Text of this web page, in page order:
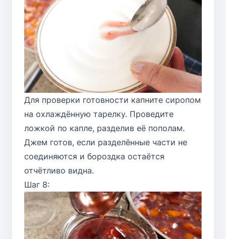
Для проверки готовности капните сиропом
на охлаждённую тарелку. Проведите
ложкой по капле, разделив её пополам.
Джем готов, если разделённые части не
соединяются и бороздка остаётся
отчётливо видна.
Шаг 8: